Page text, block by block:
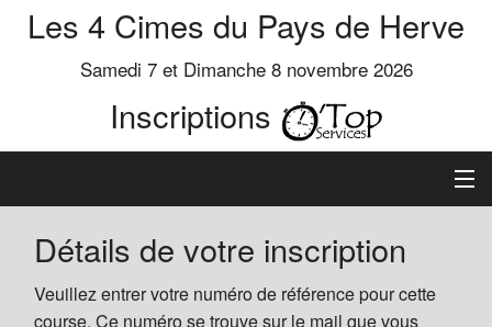
Les 4 Cimes du Pays de Herve
Samedi 7 et Dimanche 8 novembre 2026
Inscriptions
Inscription
Préinscrits
Détails de votre inscription
Veuillez entrer votre numéro de référence pour cette
course. Ce numéro se trouve sur le mail que vous